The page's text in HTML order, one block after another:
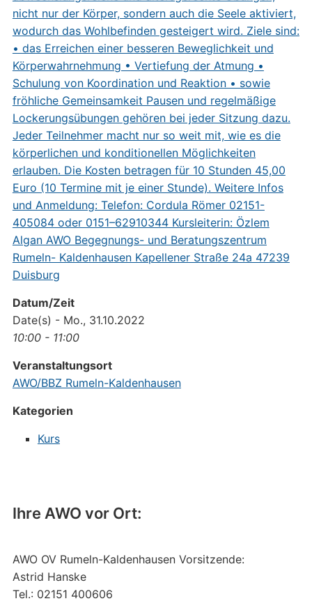
Ihre AWO vor Ort:
AWO OV Rumeln-Kaldenhausen Vorsitzende:
Astrid Hanske
Tel.: 02151 400606
Datum/Zeit
Date(s) - Mo., 31.10.2022
10:00 - 11:00
Veranstaltungsort
AWO/BBZ Rumeln-Kaldenhausen
Kategorien
Kurs